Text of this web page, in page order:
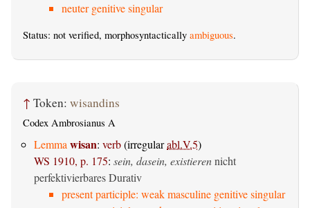
neuter genitive singular
Status: not verified, morphosyntactically ambiguous.
↑ Token: wisandins
Codex Ambrosianus A
Lemma wisan: verb(irregularabl.V.5)
WS 1910, p. 175: sein, dasein, existierennicht
perfektivierbares Durativ
present participle: weak masculine genitive singular